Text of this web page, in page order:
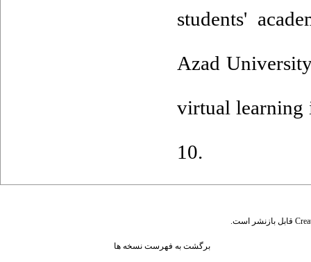
students'
Azad
virtual learning
10.
قابل بازنشر است.
برگشت به فهرست نسخه ها